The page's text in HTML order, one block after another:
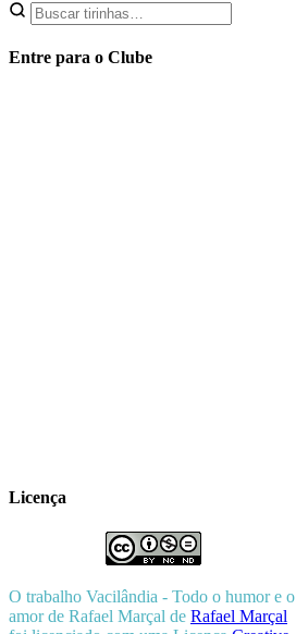
Entre para o Clube
Licença
O trabalho Vacilândia - Todo o humor e o
amor de Rafael Marçal de Rafael Marçal